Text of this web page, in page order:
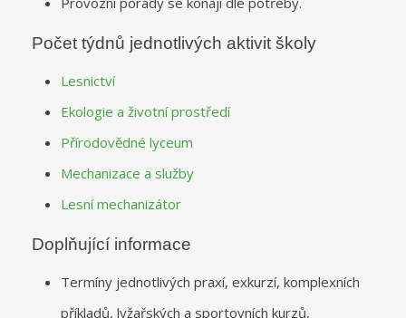
Počet týdnů jednotlivých aktivit školy
Lesnictví
Ekologie a životní prostředí
Přírodovědné lyceum
Mechanizace a služby
Lesní mechanizátor
Doplňující informace
Termíny jednotlivých praxí, exkurzí, komplexních
příkladů, lyžařských a sportovních kurzů,